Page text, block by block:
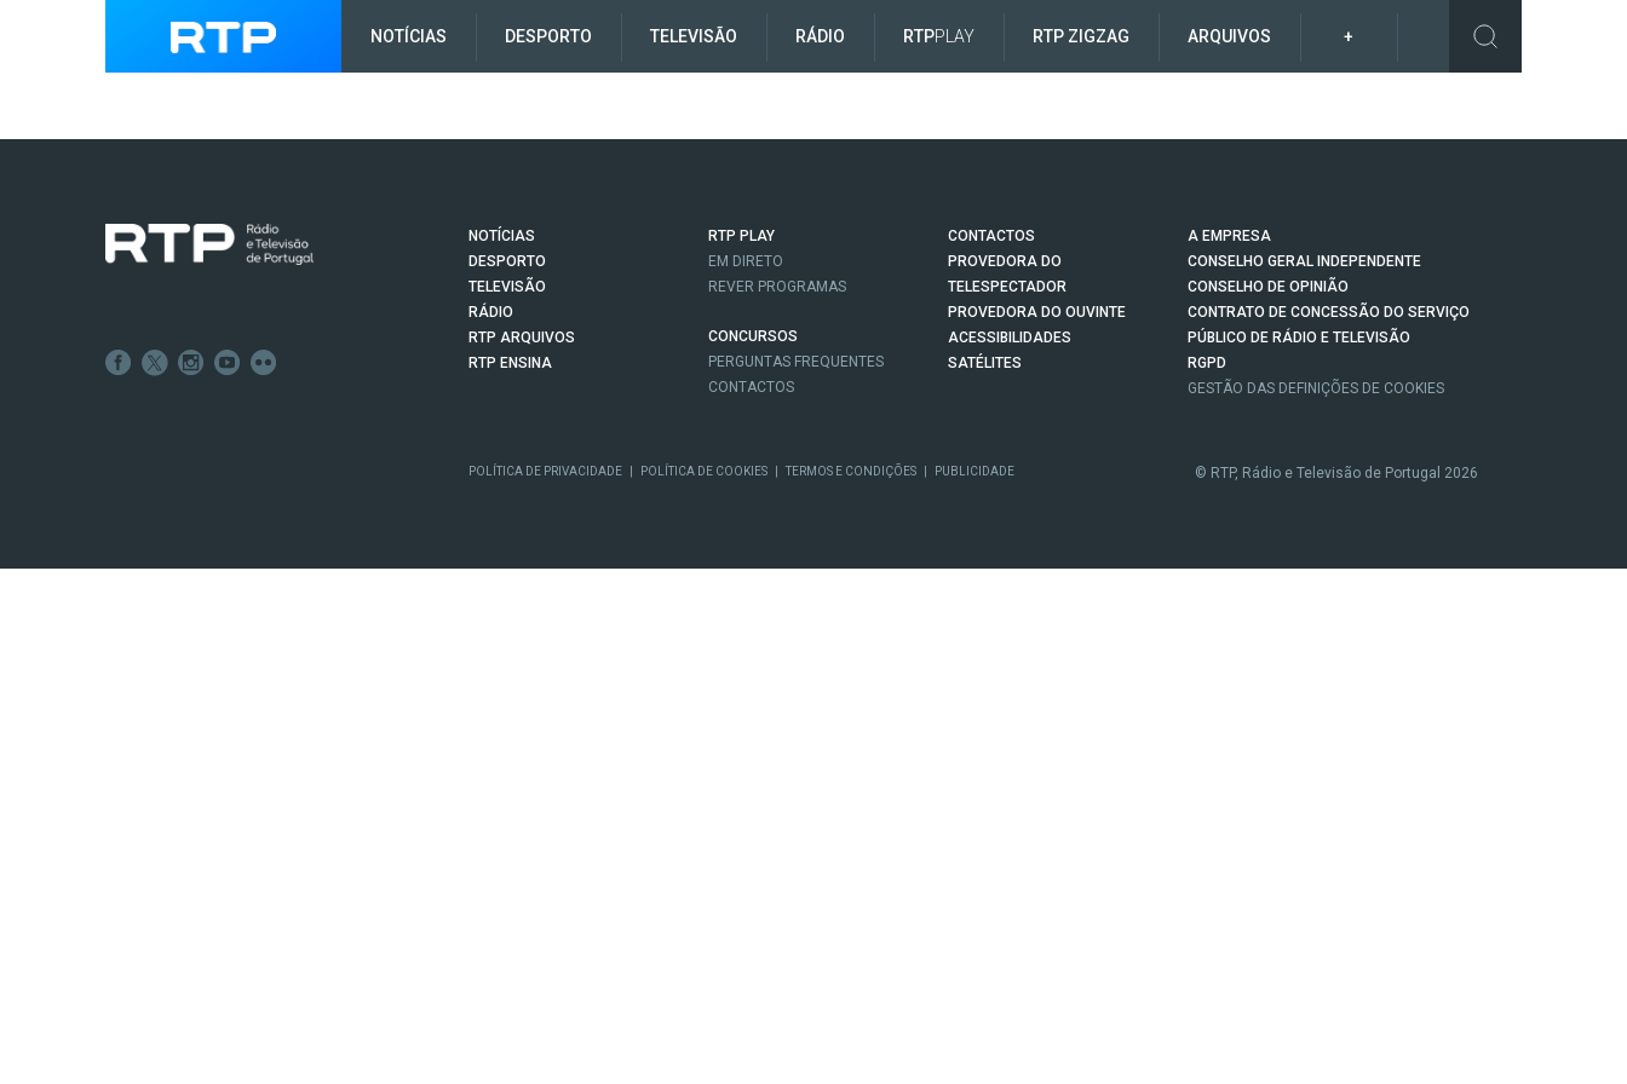
NOTÍCIAS DESPORTO TELEVISÃO RÁDIO RTPPLAY RTP ZIGZAG ARQUIVOS +
NOTÍCIAS
DESPORTO
TELEVISÃO
RÁDIO
RTP ARQUIVOS
RTP ENSINA
RTP PLAY
EM DIRETO
REVER PROGRAMAS
CONCURSOS
PERGUNTAS FREQUENTES
CONTACTOS
CONTACTOS
PROVEDORA DO
TELESPECTADOR
PROVEDORA DO OUVINTE
ACESSIBILIDADES
SATÉLITES
A EMPRESA
CONSELHO GERAL INDEPENDENTE
CONSELHO DE OPINIÃO
CONTRATO DE CONCESSÃO DO SERVIÇO
PÚBLICO DE RÁDIO E TELEVISÃO
RGPD
GESTÃO DAS DEFINIÇÕES DE COOKIES
POLÍTICA DE PRIVACIDADE POLÍTICA DE COOKIES TERMOS E CONDIÇÕES PUBLICIDADE © RTP, Rádio e Televisão de Portugal 2026